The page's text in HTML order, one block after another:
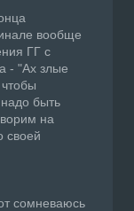
вообще
ГГ с
- "Ах злые
быть
на
своей
сомневаюсь